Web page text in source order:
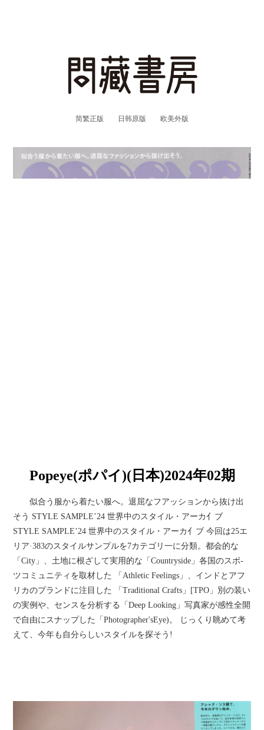
简繁正版 日韩原版 欧美外版
Popeye(ポパイ)(日本)2024年02期
似合う服から着たい服へ。退屈なフアッションから抜け出
そう STYLE SAMPLE’24 世界中のスタイル・アーカ亻ブ
STYLE SAMPLE’24 世界中のスタイル・アーカ亻ブ 今回は25エ
リア·383のスタイルサンプルを7カテゴリ一に分類。都会的な
「City」、土地に根ざして実用的な「Countryside」各国のスボ-
ツコミュニティを取材した 「Athletic Feelings」、インドとアフ
リカのプランドに注目した 「Traditional Crafts」[TPO」別の装い
の実例や、センスを分析する「Deep Looking」写真家が感性全開
で自由にスナップした「Photographer'sEye)。 じっくり眺めて考
えて、今年も自分らしいスタイルを探そう!